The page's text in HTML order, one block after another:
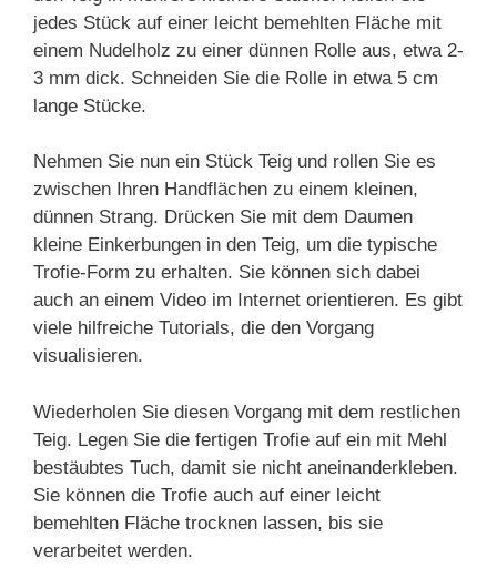
jedes Stück auf einer leicht bemehlten Fläche mit
einem Nudelholz zu einer dünnen Rolle aus, etwa 2-
3 mm dick. Schneiden Sie die Rolle in etwa 5 cm
lange Stücke.
Nehmen Sie nun ein Stück Teig und rollen Sie es
zwischen Ihren Handflächen zu einem kleinen,
dünnen Strang. Drücken Sie mit dem Daumen
kleine Einkerbungen in den Teig, um die typische
Trofie-Form zu erhalten. Sie können sich dabei
auch an einem Video im Internet orientieren. Es gibt
viele hilfreiche Tutorials, die den Vorgang
visualisieren.
Wiederholen Sie diesen Vorgang mit dem restlichen
Teig. Legen Sie die fertigen Trofie auf ein mit Mehl
bestäubtes Tuch, damit sie nicht aneinanderkleben.
Sie können die Trofie auch auf einer leicht
bemehlten Fläche trocknen lassen, bis sie
verarbeitet werden.